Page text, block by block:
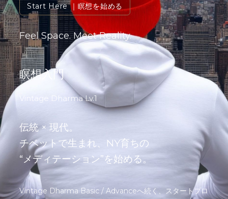
Start Here ｜瞑想を始める
Feel Space. Meet Reality.
瞑想入門
Vintage Dharma Lv.1
伝統 × 現代。
チベットで生まれ、NY育ちの
“メディテーション”を始める。
Vintage Dharma Basic / Advanceへ続く、スタートプロ